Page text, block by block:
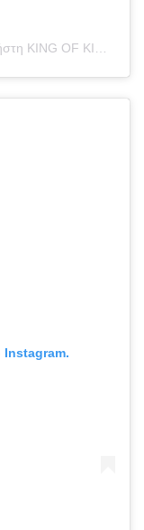
Instagram.